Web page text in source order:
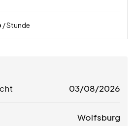
/ Stunde
03/08/2026
Wolfsburg